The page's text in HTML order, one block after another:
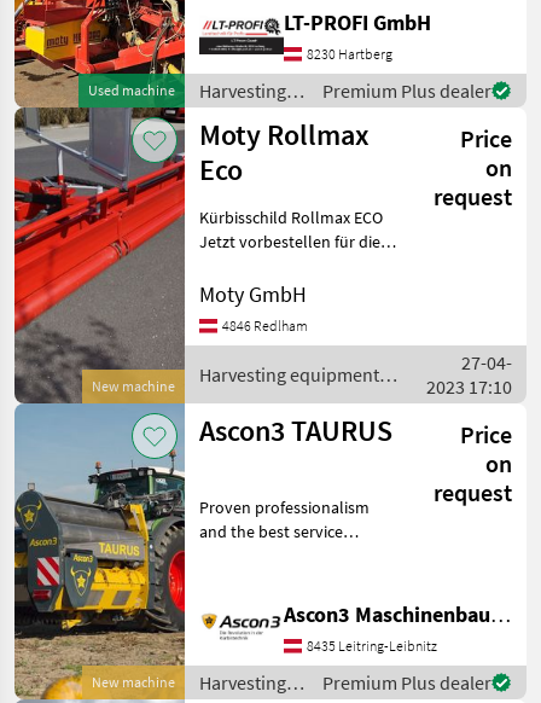
Used machine
Druckluftbremse
Weitwinkelgelenkwelle
Siebtrommel neuwertig Das
LT-PROFI
LT-PROFI GmbH
8230 Hartberg
Harvesting
equipment
crop fields /
Moty
Premium Plus dealer
New machine
Moty Rollmax
Eco
Price
on
request
Kürbisschild Rollmax ECO
Jetzt vorbestellen für die
größere Stützwalze
(ruhigerer Lauf, bessere
Bodenanpassung, weniger
Moty GmbH
4846 Redlham
Harvesting equipment
crop fields / Moty
27-04-
2023 17:10
New machine
Ascon3 TAURUS
Price
on
request
Proven professionalism
and the best service
best service and spare parts
supply around the clo
Ascon3 Maschinenbau GmbH
8435 Leitring-Leibnitz
Harvesting
Premium Plus dealer